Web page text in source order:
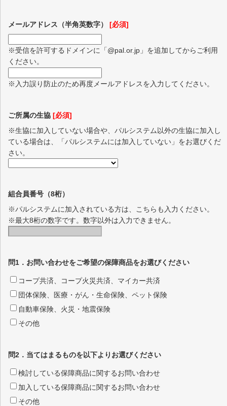
メールアドレス（半角英数字） [必須]
※受信を許可するドメインに「@pal.or.jp」を追加してからご利用
ください。
※入力誤り防止のため再度メールアドレスを入力してください。
ご所属の生協 [必須]
※生協に加入していない場合や、パルシステム以外の生協に加入し
ている場合は、「パルシステムには加入していない」をお選びくだ
さい。
組合員番号（8桁）
※パルシステムに加入されている方は、こちらも入力ください。
※最大8桁の数字です。数字以外は入力できません。
問1．お問い合わせをご希望の保障商品をお選びください
コープ共済、コープ火災共済、マイカー共済
団体保険、医療・がん・生命保険、ペット保険
自動車保険、火災・地震保険
その他
問2．当てはまるものを以下よりお選びください
検討している保障商品に関するお問い合わせ
加入している保障商品に関するお問い合わせ
その他